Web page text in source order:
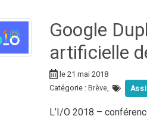
Google
artificielle
le 21 mai 2018
Catégorie : Brève,
L’I/O 2018 –